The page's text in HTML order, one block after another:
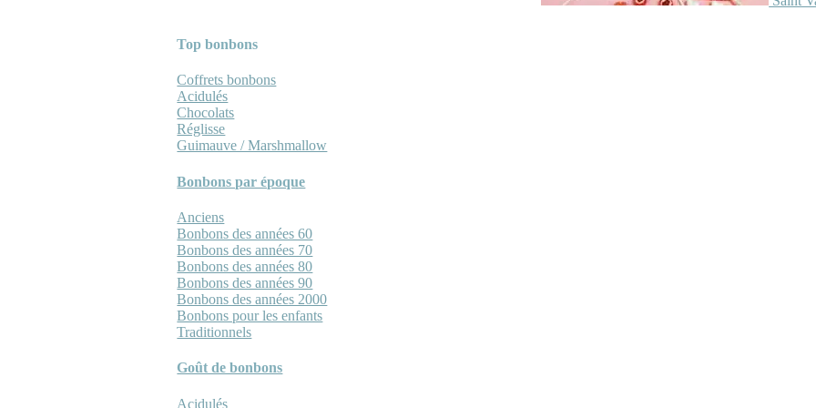
Top bonbons
Coffrets bonbons
Acidulés
Chocolats
Réglisse
Guimauve / Marshmallow
Bonbons par époque
Anciens
Bonbons des années 60
Bonbons des années 70
Bonbons des années 80
Bonbons des années 90
Bonbons des années 2000
Bonbons pour les enfants
Traditionnels
Goût de bonbons
Acidulés